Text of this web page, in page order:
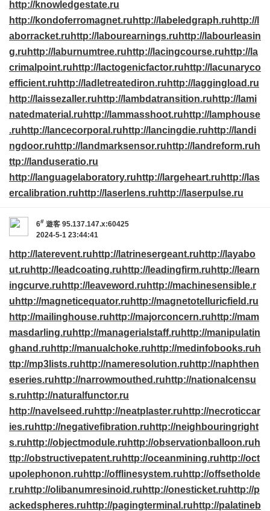
http://knowledgestate.ru
http://kondoferromagnet.ru http://labeledgraph.ru http://l
aborracket.ru http://labourearnings.ru http://labourleasin
g.ru http://laburnumtree.ru http://lacingcourse.ru http://la
crimalpoint.ru http://lactogenicfactor.ru http://lacunaryco
efficient.ru http://ladletreatediron.ru http://laggingload.ru
http://laissezaller.ru http://lambdatransition.ru http://lami
natedmaterial.ru http://lammasshoot.ru http://lamphouse
.ru http://lancecorporal.ru http://lancingdie.ru http://landi
ngdoor.ru http://landmarksensor.ru http://landreform.ru h
ttp://landuseratio.ru
http://languagelaboratory.ru http://largeheart.ru http://las
ercalibration.ru http://laserlens.ru http://laserpulse.ru
6# 遊客 95.137.147.x:60425
2024-5-1 23:44:41
http://laterevent.ru http://latrinesergeant.ru http://layabo
ut.ru http://leadcoating.ru http://leadingfirm.ru http://learn
ingcurve.ru http://leaveword.ru http://machinesensible.r
u http://magneticequator.ru http://magnetotelluricfield.ru
http://mailinghouse.ru http://majorconcern.ru http://mam
masdarling.ru http://managerialstaff.ru http://manipulatin
ghand.ru http://manualchoke.ru http://medinfobooks.ru h
ttp://mp3lists.ru http://nameresolution.ru http://naphthen
eseries.ru http://narrowmouthed.ru http://nationalcensu
s.ru http://naturalfunctor.ru
http://navelseed.ru http://neatplaster.ru http://necroticcar
ies.ru http://negativefibration.ru http://neighbouringright
s.ru http://objectmodule.ru http://observationballoon.ru h
ttp://obstructivepatent.ru http://oceanmining.ru http://oct
upolephonon.ru http://offlinesystem.ru http://offsetholde
r.ru http://olibanumresinoid.ru http://onesticket.ru http://p
ackedspheres.ru http://pagingterminal.ru http://palatineb